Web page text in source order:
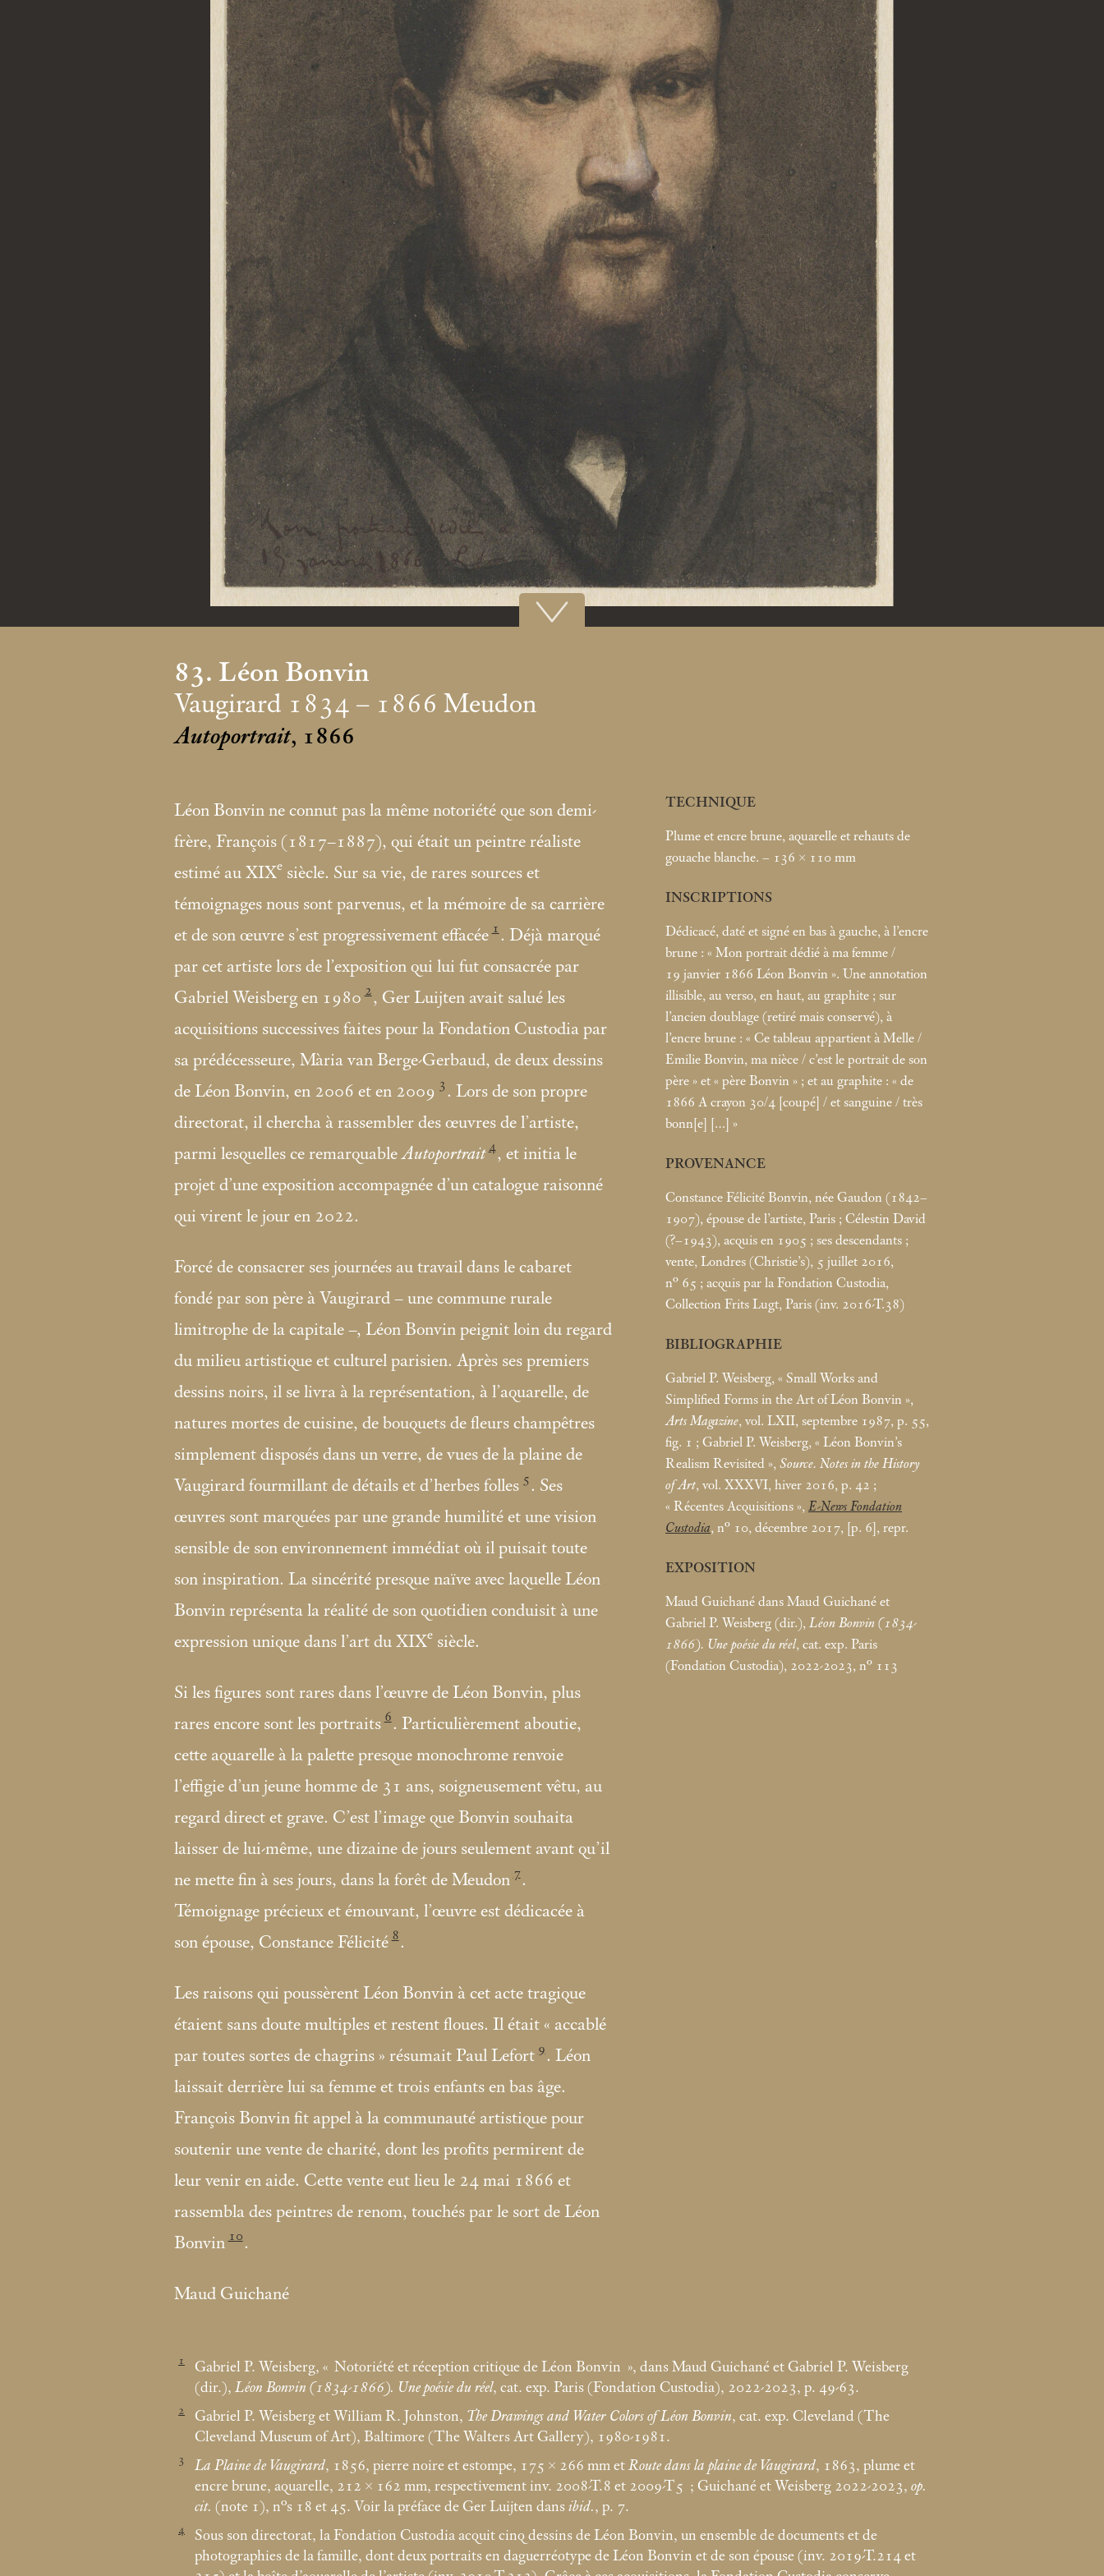
83. Léon Bonvin
Vaugirard 1834 – 1866 Meudon
Autoportrait, 1866
Léon Bonvin ne connut pas la même notoriété que son demi-
frère, François (1817–1887), qui était un peintre réaliste
estimé au XIXe siècle. Sur sa vie, de rares sources et
témoignages nous sont parvenus, et la mémoire de sa carrière
et de son œuvre s’est progressivement effacée 1 . Déjà marqué
par cet artiste lors de l’exposition qui lui fut consacrée par
Gabriel Weisberg en 1980 2, Ger Luijten avait salué les
acquisitions successives faites pour la Fondation Custodia par
sa prédécesseure, Mària van Berge-Gerbaud, de deux dessins
de Léon Bonvin, en 2006 et en 2009 3 . Lors de son propre
directorat, il chercha à rassembler des œuvres de l’artiste,
parmi lesquelles ce remarquableAutoportrait 4, et initia le
projet d’une exposition accompagnée d’un catalogue raisonné
qui virent le jour en 2022.
Forcé de consacrer ses journées au travail dans le cabaret
fondé par son père à Vaugirard – une commune rurale
limitrophe de la capitale –, Léon Bonvin peignit loin du regard
du milieu artistique et culturel parisien. Après ses premiers
dessins noirs, il se livra à la représentation, à l’aquarelle, de
natures mortes de cuisine, de bouquets de fleurs champêtres
simplement disposés dans un verre, de vues de la plaine de
Vaugirard fourmillant de détails et d’herbes folles 5. Ses
œuvres sont marquées par une grande humilité et une vision
sensible de son environnement immédiat où il puisait toute
son inspiration. La sincérité presque naïve avec laquelle Léon
Bonvin représenta la réalité de son quotidien conduisit à une
expression unique dans l’art du XIXe siècle.
Si les figures sont rares dans l’œuvre de Léon Bonvin, plus
rares encore sont les portraits 6. Particulièrement aboutie,
cette aquarelle à la palette presque monochrome renvoie
l’effigie d’un jeune homme de 31 ans, soigneusement vêtu, au
regard direct et grave. C’est l’image que Bonvin souhaita
laisser de lui-même, une dizaine de jours seulement avant qu’il
ne mette fin à ses jours, dans la forêt de Meudon 7.
Témoignage précieux et émouvant, l’œuvre est dédicacée à
son épouse, Constance Félicité 8.
Les raisons qui poussèrent Léon Bonvin à cet acte tragique
étaient sans doute multiples et restent floues. Il était « accablé
par toutes sortes de chagrins » résumait Paul Lefort 9. Léon
laissait derrière lui sa femme et trois enfants en bas âge.
François Bonvin fit appel à la communauté artistique pour
soutenir une vente de charité, dont les profits permirent de
leur venir en aide. Cette vente eut lieu le 24 mai 1866 et
rassembla des peintres de renom, touchés par le sort de Léon
Bonvin 10.
Maud Guichané
TECHNIQUE
Plume et encre brune, aquarelle et rehauts de
gouache blanche. – 136 × 110 mm
INSCRIPTIONS
Dédicacé, daté et signé en bas à gauche, à l’encre
brune : « Mon portrait dédié à ma femme /
19 janvier 1866 Léon Bonvin ». Une annotation
illisible, au verso, en haut, au graphite ; sur
l’ancien doublage (retiré mais conservé), à
l’encre brune : « Ce tableau appartient à Melle /
Emilie Bonvin, ma nièce / c’est le portrait de son
père » et « père Bonvin » ; et au graphite : « de
1866 A crayon 30/4 [coupé] / et sanguine / très
bonn[e] […] »
PROVENANCE
Constance Félicité Bonvin, née Gaudon (1842–
1907), épouse de l’artiste, Paris ; Célestin David
(?–1943), acquis en 1905 ; ses descendants ;
vente, Londres (Christie’s), 5 juillet 2016,
n° 65 ; acquis par la Fondation Custodia,
Collection Frits Lugt, Paris (inv. 2016-T.38)
BIBLIOGRAPHIE
Gabriel P. Weisberg, « Small Works and
Simplified Forms in the Art of Léon Bonvin »,
Arts Magazine, vol. LXII, septembre 1987, p. 55,
fig. 1 ; Gabriel P. Weisberg, « Léon Bonvin’s
Realism Revisited », Source. Notes in the History
of Art, vol. XXXVI, hiver 2016, p. 42 ;
« Récentes Acquisitions », E-News Fondation
Custodia, n° 10, décembre 2017, [p. 6], repr.
EXPOSITION
Maud Guichané dans Maud Guichané et
Gabriel P. Weisberg (dir.), Léon Bonvin (1834-
1866). Une poésie du réel, cat. exp. Paris
(Fondation Custodia), 2022-2023, n° 113
1 Gabriel P. Weisberg, « Notoriété et réception critique de Léon Bonvin », dans Maud Guichané et Gabriel P. Weisberg
(dir.), Léon Bonvin (1834-1866). Une poésie du réel, cat. exp. Paris (Fondation Custodia), 2022-2023, p. 49-63.
2 Gabriel P. Weisberg et William R. Johnston, The Drawings and Water Colors of Léon Bonvin, cat. exp. Cleveland (The
Cleveland Museum of Art), Baltimore (The Walters Art Gallery), 1980-1981.
3 La Plaine de Vaugirard, 1856, pierre noire et estompe, 175 × 266 mm et Route dans la plaine de Vaugirard, 1863, plume et
encre brune, aquarelle, 212 × 162 mm, respectivement inv. 2008-T.8 et 2009-T5 ; Guichané et Weisberg 2022-2023, op.
cit. (note 1), n°s 18 et 45. Voir la préface de Ger Luijten dans ibid., p. 7.
4
Sous son directorat, la Fondation Custodia acquit cinq dessins de Léon Bonvin, un ensemble de documents et de
photographies de la famille, dont deux portraits en daguerréotype de Léon Bonvin et de son épouse (inv. 2019-T.214 et